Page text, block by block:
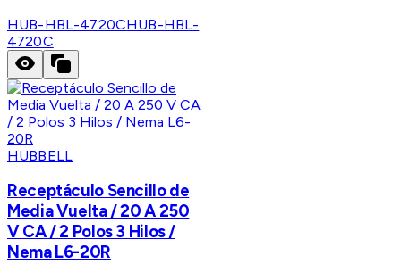
HUB-HBL-4720CHUB-HBL-
4720C
HUBBELL
Receptáculo Sencillo de
Media Vuelta / 20 A 250
V CA / 2 Polos 3 Hilos /
Nema L6-20R